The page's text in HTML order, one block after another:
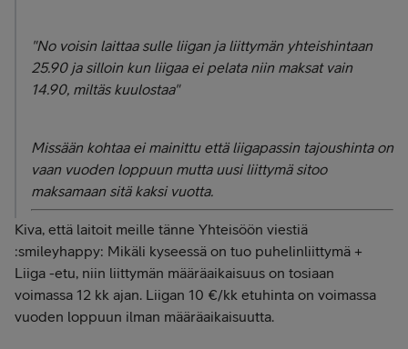
"No voisin laittaa sulle liigan ja liittymän yhteishintaan
25.90 ja silloin kun liigaa ei pelata niin maksat vain
14.90, miltäs kuulostaa"
Missään kohtaa ei mainittu että liigapassin tajoushinta on
vaan vuoden loppuun mutta uusi liittymä sitoo
maksamaan sitä kaksi vuotta.
Kiva, että laitoit meille tänne Yhteisöön viestiä
:smileyhappy: Mikäli kyseessä on tuo puhelinliittymä +
Liiga -etu, niin liittymän määräaikaisuus on tosiaan
voimassa 12 kk ajan. Liigan 10 €/kk etuhinta on voimassa
vuoden loppuun ilman määräaikaisuutta.